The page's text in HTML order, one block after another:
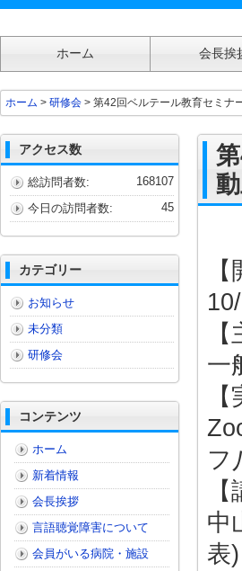
第42回ベルテール教育セミナー「支援者が身
ホーム 会長挨
ホーム > 研修会 > 第42回ベルテール教育セミナ
一
フ
中
表)
アクセス数
168107
総訪問者数:
45
今日の訪問者数:
カテゴリー
お知らせ
未分類
研修会
コンテンツ
ホーム
新着情報
会長挨拶
言語聴覚障害について
会員がいる病院・施設